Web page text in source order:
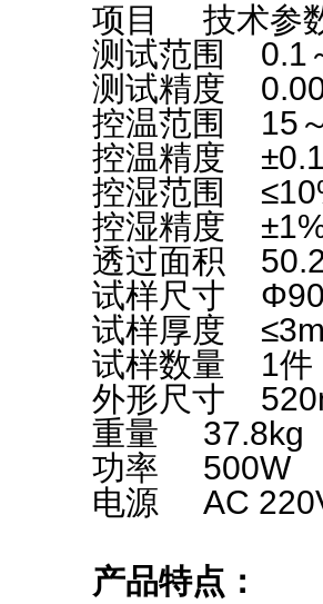
项目 技术
测试范围 0.1
测试精度
控温范围 15
控温精度
控湿范围
控湿精度
透过面积
试样尺寸
试样厚度
试样数量 1件
外形尺寸
重量 37.8kg
功率 500W
电源 AC
产品特点：